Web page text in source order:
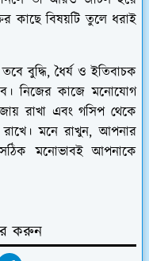
কাছে বিষয়টি তুলে ধরাই
বুদ্ধি, ধৈর্য ও ইতিবাচক
নিজের কাজে মনোযোগ
রাখা এবং গসিপ থেকে
রাখে। মনে রাখুন, আপনার
মনোভাবই আপনাকে
করুন